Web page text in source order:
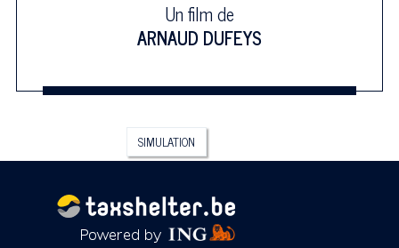
Un film de
ARNAUD DUFEYS
SIMULATION